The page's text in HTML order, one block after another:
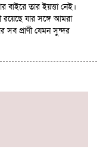
বাইরে তার ইয়ত্তা নেই।
রয়েছে যার সঙ্গে আমরা
প্রাণী যেমন সুন্দর